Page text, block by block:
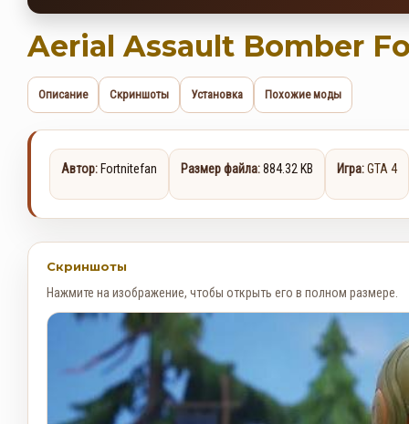
Aerial Assault Bomber
Описание Скриншоты Установка Похожие моды
Автор: Fortnitefan Размер файла:884.32 KB Игра:GTA 4
Скриншоты
Нажмите на изображение, чтобы открыть его в полном размере.